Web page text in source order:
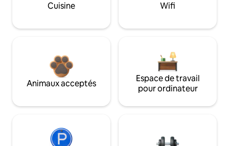
Cuisine Wifi
Animaux acceptés
Espace de travail
pour ordinateur